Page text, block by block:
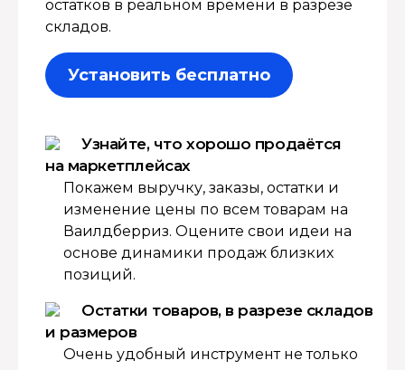
остатков в реальном времени в разрезе
складов.
Установить бесплатно
Узнайте, что хорошо продаётся
на маркетплейсах
Покажем выручку, заказы, остатки и
изменение цены по всем товарам на
Ваилдберриз. Оцените свои идеи на
основе динамики продаж близких
позиций.
Остатки товаров, в разрезе складов
и размеров
Очень удобный инструмент не только